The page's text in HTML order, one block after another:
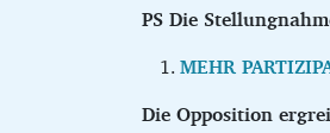
PS Die
MEHR
Die Opposition